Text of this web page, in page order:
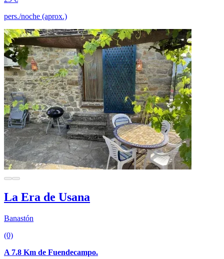
pers./noche (aprox.)
La Era de Usana
Banastón
(0)
A 7.8 Km de Fuendecampo.